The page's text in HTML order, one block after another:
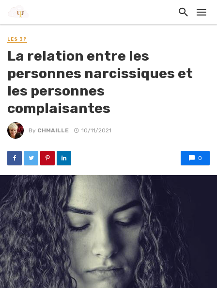
LES 3P
La relation entre les
personnes narcissiques et
les personnes
complaisantes
By CHMAILLE 10/11/2021
0